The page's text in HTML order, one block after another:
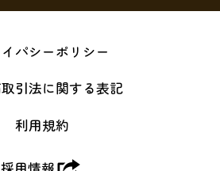
パシーポリシー
引法に関する表記
利用規約